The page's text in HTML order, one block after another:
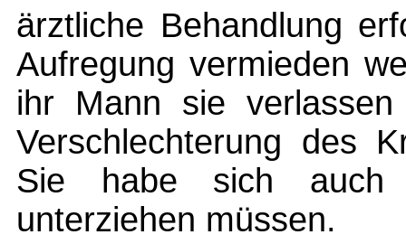
ärztliche Behandlung
Aufregung vermieden
ihr Mann sie
Verschlechterung des
Sie habe sich auch
unterziehen müssen.